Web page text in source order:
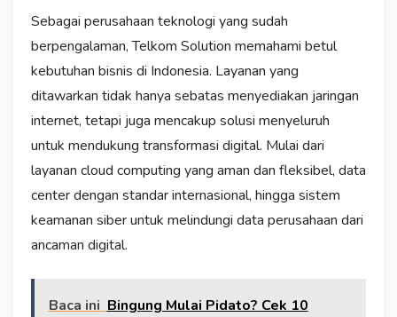
Sebagai perusahaan teknologi yang sudah
berpengalaman, Telkom Solution memahami betul
kebutuhan bisnis di Indonesia. Layanan yang
ditawarkan tidak hanya sebatas menyediakan jaringan
internet, tetapi juga mencakup solusi menyeluruh
untuk mendukung transformasi digital. Mulai dari
layanan cloud computing yang aman dan fleksibel, data
center dengan standar internasional, hingga sistem
keamanan siber untuk melindungi data perusahaan dari
ancaman digital.
Baca ini Bingung Mulai Pidato? Cek 10